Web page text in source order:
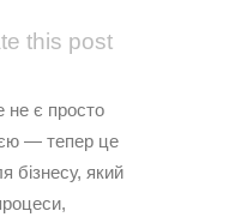
this post
не є просто
— тепер це
бізнесу, який